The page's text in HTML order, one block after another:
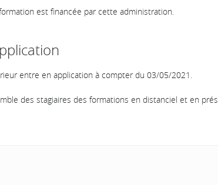
est financée par cette administration.
entre en application à compter du 03/05/2021.
des stagiaires des formations en distanciel et en